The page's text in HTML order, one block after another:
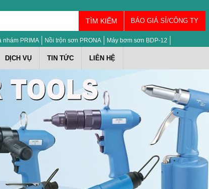
TÌM KIẾM BÁO GIÁ SỈ/CÔNG TY
nhám PRIMA Nồi trộn sơn PRONA Máy bơm sơn BDP-12
DỊCH VỤ TIN TỨC LIÊN HỆ